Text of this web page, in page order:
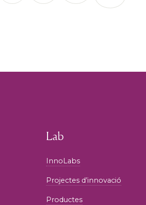
Lab
InnoLabs
Projectes d’innovació
Productes